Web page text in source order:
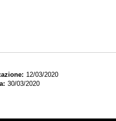
12/03/2020
30/03/2020